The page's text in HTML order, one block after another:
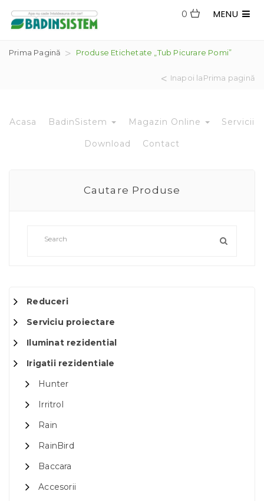
MENU
0
Prima Pagină Produse Etichetate „tub Picurare Pomi”
Inapoi laPrima pagină
Acasa BadinSistem Magazin Online Servicii
Download Contact
Cautare Produse
Reduceri
Serviciu proiectare
Iluminat rezidential
Irigatii rezidentiale
Hunter
Irritrol
Rain
RainBird
Baccara
Accesorii